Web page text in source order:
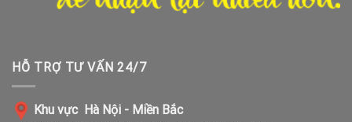
HỖ TRỢ TƯ VẤN 24/7
Khu vực Hà Nội - Miền Bắc